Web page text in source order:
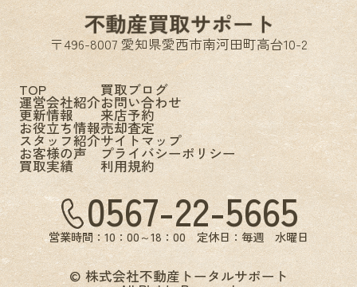
〒496-8007 愛知県愛西市南河田町高台10-2
TOP
運営会社紹介
更新情報
お役立ち情報
スタッフ紹介
お客様の声
買取実績
買取ブログ
お問い合わせ
来店予約
売却査定
サイトマップ
プライバシーポリシー
利用規約
0567-22-5665
営業時間：10：00～18：00 定休日：毎週 水曜日
© 株式会社不動産トータルサポート